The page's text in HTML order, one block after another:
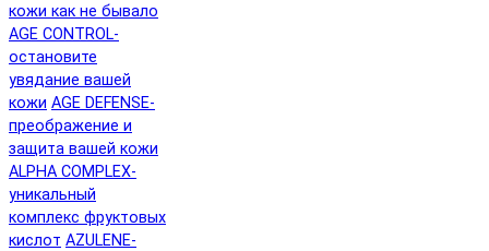
кожи как не бывало
AGE CONTROL-
остановите
увядание вашей
кожи AGE DEFENSE-
преображение и
защита вашей кожи
ALPHA COMPLEX-
уникальный
комплекс фруктовых
кислот AZULENE-